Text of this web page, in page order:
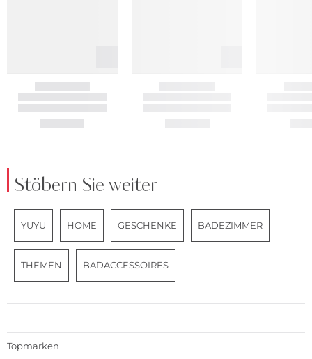
Stöbern Sie weiter
YUYU HOME GESCHENKE BADEZIMMER
THEMEN BADACCESSOIRES
Topmarken